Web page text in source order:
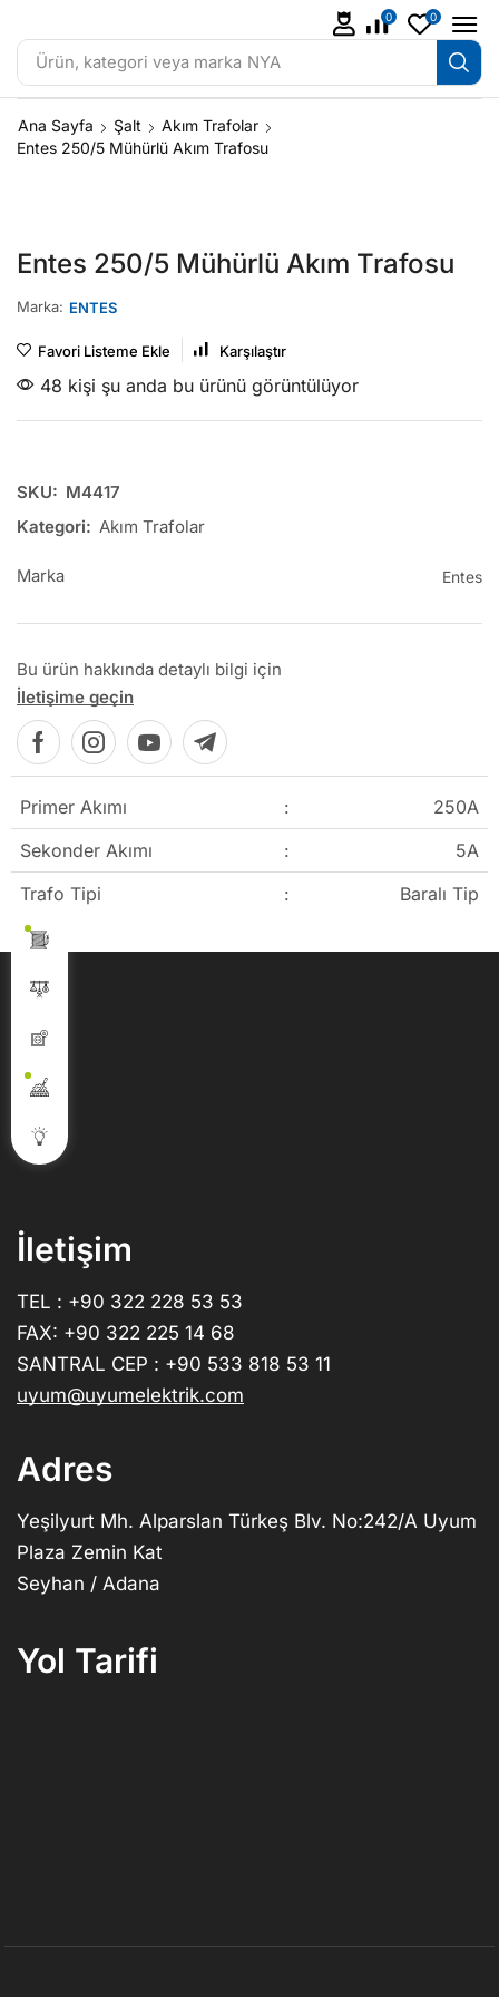
Ürün, kategori veya marka NYA
0 0
Ana Sayfa Şalt
Akım Trafolar
Entes 250/5 Mühürlü Akım Trafosu
Entes 250/5 Mühürlü Akım Trafosu
Marka: ENTES
Favori Listeme Ekle Karşılaştır
48 kişi şu anda bu ürünü görüntülüyor
SKU: M4417
Kategori: Akım Trafolar
Marka Entes
Bu ürün hakkında detaylı bilgi için
İletişime geçin
Primer Akımı :
250A
Sekonder Akımı
:
5A
Trafo Tipi
: Baralı Tip
İletişim
TEL : +90 322 228 53 53
FAX: +90 322 225 14 68
SANTRAL CEP : +90 533 818 53 11
uyum@uyumelektrik.com
Adres
Yeşilyurt Mh. Alparslan Türkeş Blv. No:242/A Uyum
Plaza Zemin Kat
Seyhan / Adana
Yol Tarifi